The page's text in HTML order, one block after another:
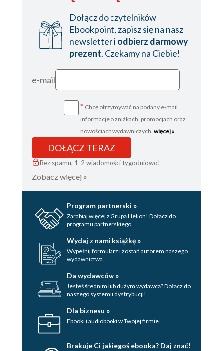
Dołącz do czytelników
Ebookpoint, zapisz się na nasz
newsletter i odbierz darmowy
prezent. Czekamy na Ciebie!
e-mail
* Chcę otrzymywać na podany e-mail
informacje o zniżkach, promocjach oraz
nowościach wydawniczych. więcej »
DOŁĄCZ TERAZ
Bez spamu, 1-2 wiadomości tygodniowo!
Zobacz więcej »
Program partnerski »
Zarabiaj więcej z Grupą Helion! Dołącz do
programu partnerskiego.
Wydaj z nami książkę »
Wypełnij formularz i zostań autorem naszego
wydawnictwa.
Da wydawców »
Jesteś średnim lub dużym wydawcą? Dołącz do
naszego systemu dystrybucji!
Dla biznesu »
Ebooki i audiobooki w Twojej firmie.
Brakuje Ci jakiegoś ebooka? Daj znać!